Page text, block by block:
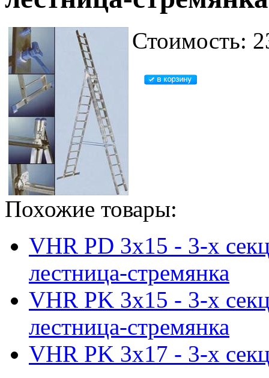
Стоимость:
Похожие товары:
VHR PD 3x15 - 3-х
лестница-стремянка
VHR PK 3x15 - 3-х
лестница-стремянка
VHR PK 3x17 - 3-х